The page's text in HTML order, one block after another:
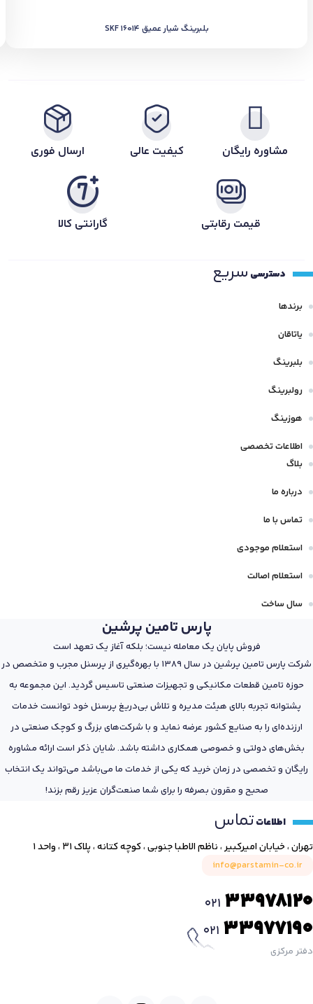
بلبرینگ شیار عمیق SKF 16014
مشاوره رایگان کیفیت عالی ارسال فوری
قیمت رقابتی گارانتی کالا
دسترسی سریع
برندها
یاتاقان
بلبرینگ
رولبرینگ
هوزینگ
اطلاعات تخصصی
بلاگ
درباره ما
تماس با ما
استعلام موجودی
استعلام اصالت
سال ساخت
پارس تامین پرشین
فروش پایان یک معامله نیست؛ بلکه آغاز یک تعهد است
شرکت پارس تامین پرشین در سال 1389 با بهره‌گیری از پرسنل مجرب و متخصص در
حوزه تامین قطعات مکانیکی و تجهیزات صنعتی تاسیس گردید. این مجموعه به
پشتوانه تجربه بالای هیئت مدیره و تلاش بی‌دریغ پرسنل خود توانست خدمات
ارزنده‌ای را به صنایع کشور عرضه نماید و با شرکت‌های بزرگ و کوچک صنعتی در
بخش‌های دولتی و خصوصی همکاری داشته باشد. شایان ذکر است ارائه مشاوره
رایگان و تخصصی در زمان خرید که یکی از خدمات ما می‌باشد می‌تواند یک انتخاب
صحیح و مقرون بصرفه را برای شما صنعت‌گران عزیز رقم بزند!
اطلاعاتتماس
تهران ، خیابان امیرکبیر ، ناظم الاطبا جنوبی ، کوچه کتانه ، پلاک ۳۱ ، واحد ۱
info@parstamin-co.ir
021 33978120
021 33977190
دفتر مرکزی